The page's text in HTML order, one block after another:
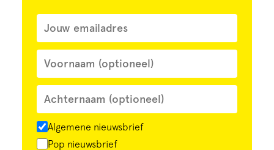
Algemene nieuwsbrief
Pop nieuwsbrief